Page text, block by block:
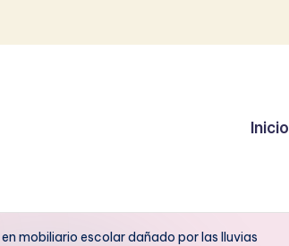
Inicio
mobiliario escolar dañado por las lluvias